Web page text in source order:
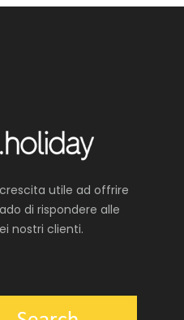
utile ad offrire
di rispondere alle
nostri clienti.